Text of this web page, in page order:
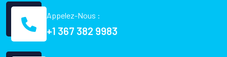
Appelez-Nous :
+1 367 382 9983